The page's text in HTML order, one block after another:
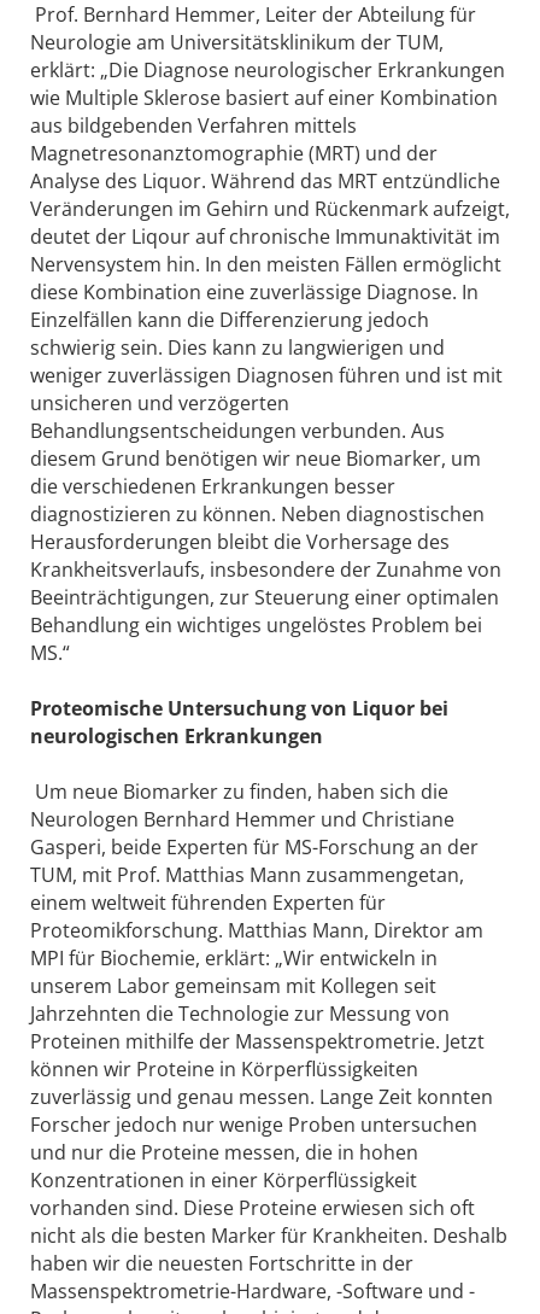
Prof. Bernhard Hemmer, Leiter der Abteilung für
Neurologie am Universitätsklinikum der TUM,
erklärt: „Die Diagnose neurologischer Erkrankungen
wie Multiple Sklerose basiert auf einer Kombination
aus bildgebenden Verfahren mittels
Magnetresonanztomographie (MRT) und der
Analyse des Liquor. Während das MRT entzündliche
Veränderungen im Gehirn und Rückenmark aufzeigt,
deutet der Liqour auf chronische Immunaktivität im
Nervensystem hin. In den meisten Fällen ermöglicht
diese Kombination eine zuverlässige Diagnose. In
Einzelfällen kann die Differenzierung jedoch
schwierig sein. Dies kann zu langwierigen und
weniger zuverlässigen Diagnosen führen und ist mit
unsicheren und verzögerten
Behandlungsentscheidungen verbunden. Aus
diesem Grund benötigen wir neue Biomarker, um
die verschiedenen Erkrankungen besser
diagnostizieren zu können. Neben diagnostischen
Herausforderungen bleibt die Vorhersage des
Krankheitsverlaufs, insbesondere der Zunahme von
Beeinträchtigungen, zur Steuerung einer optimalen
Behandlung ein wichtiges ungelöstes Problem bei
MS.“
Proteomische Untersuchung von Liquor bei
neurologischen Erkrankungen
Um neue Biomarker zu finden, haben sich die
Neurologen Bernhard Hemmer und Christiane
Gasperi, beide Experten für MS-Forschung an der
TUM, mit Prof. Matthias Mann zusammengetan,
einem weltweit führenden Experten für
Proteomikforschung. Matthias Mann, Direktor am
MPI für Biochemie, erklärt: „Wir entwickeln in
unserem Labor gemeinsam mit Kollegen seit
Jahrzehnten die Technologie zur Messung von
Proteinen mithilfe der Massenspektrometrie. Jetzt
können wir Proteine in Körperflüssigkeiten
zuverlässig und genau messen. Lange Zeit konnten
Forscher jedoch nur wenige Proben untersuchen
und nur die Proteine messen, die in hohen
Konzentrationen in einer Körperflüssigkeit
vorhanden sind. Diese Proteine erwiesen sich oft
nicht als die besten Marker für Krankheiten. Deshalb
haben wir die neuesten Fortschritte in der
Massenspektrometrie-Hardware, -Software und -